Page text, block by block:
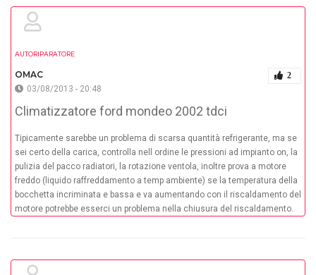
AUTORIPARATORE
OMAC 2
03/08/2013 - 20:48
Climatizzatore ford mondeo 2002 tdci
Tipicamente sarebbe un problema di scarsa quantità refrigerante, ma se
sei certo della carica, controlla nell ordine le pressioni ad impianto on, la
pulizia del pacco radiatori, la rotazione ventola, inoltre prova a motore
freddo (liquido raffreddamento a temp ambiente) se la temperatura della
bocchetta incriminata e bassa e va aumentando con il riscaldamento del
motore potrebbe esserci un problema nella chiusura del riscaldamento.